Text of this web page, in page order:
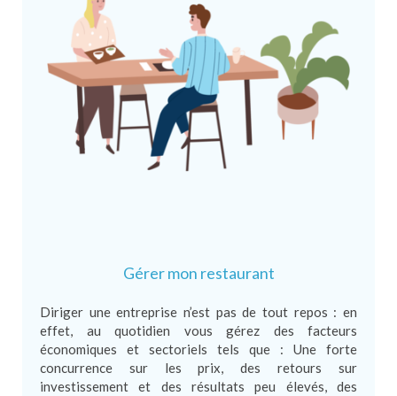
Gérer mon restaurant
Diriger une entreprise n’est pas de tout repos : en
effet, au quotidien vous gérez des facteurs
économiques et sectoriels tels que : Une forte
concurrence sur les prix, des retours sur
investissement et des résultats peu élevés, des